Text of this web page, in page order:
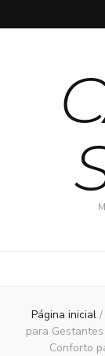
Página inicial /
para
Conforto